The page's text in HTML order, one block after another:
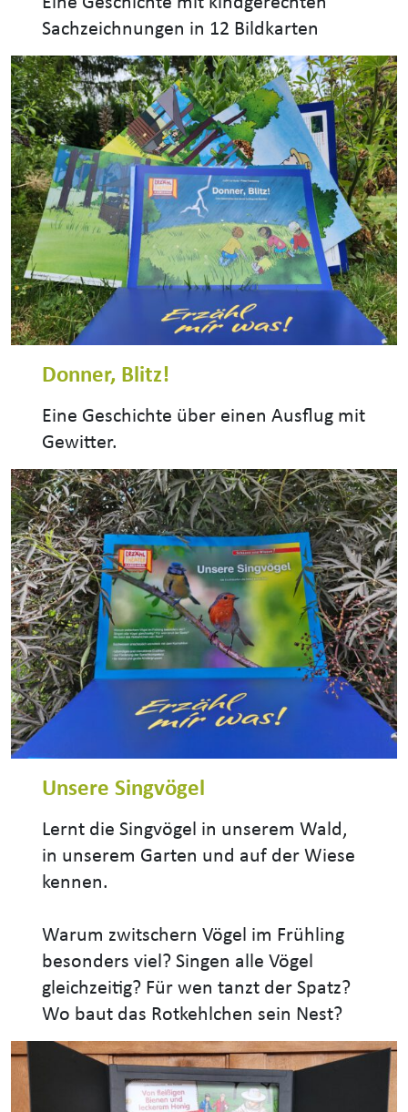
Sachzeichnungen in 12 Bildkarten
Donner, Blitz!
Eine Geschichte über einen Ausflug mit
Gewitter.
Unsere Singvögel
Lernt die Singvögel in unserem Wald,
in unserem Garten und auf der Wiese
kennen.
Warum zwitschern Vögel im Frühling
besonders viel? Singen alle Vögel
gleichzeitig? Für wen tanzt der Spatz?
Wo baut das Rotkehlchen sein Nest?